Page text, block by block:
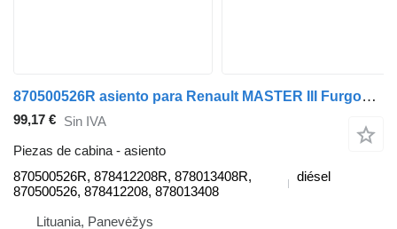
870500526R asiento para Renault MASTER III Furgon (FV) coche
99,17 € Sin IVA
Piezas de cabina - asiento
870500526R, 878412208R, 878013408R,
870500526, 878412208, 878013408
diésel
Lituania, Panevėžys